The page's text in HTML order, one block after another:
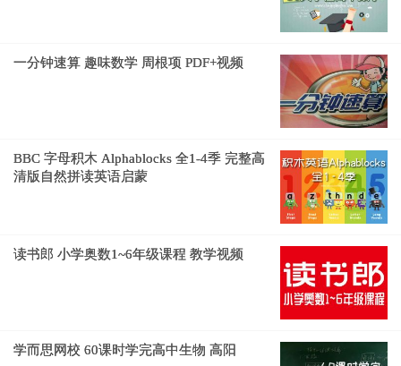
一分钟速算 趣味数学 周根项 PDF+视频
BBC 字母积木 Alphablocks 全1-4季 完整高
清版自然拼读英语启蒙
读书郎 小学奥数1~6年级课程 教学视频
学而思网校 60课时学完高中生物 高阳